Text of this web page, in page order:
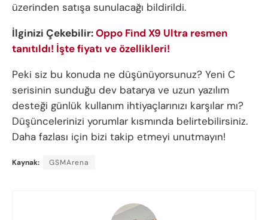
üzerinden satışa sunulacağı bildirildi.
İlginizi Çekebilir:Oppo Find X9 Ultra resmen
tanıtıldı! İşte fiyatı ve özellikleri!
Peki siz bu konuda ne düşünüyorsunuz? Yeni C
serisinin sunduğu dev batarya ve uzun yazılım
desteği günlük kullanım ihtiyaçlarınızı karşılar mı?
Düşüncelerinizi yorumlar kısmında belirtebilirsiniz.
Daha fazlası için bizi takip etmeyi unutmayın!
Kaynak: GSMArena